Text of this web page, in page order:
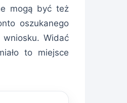
mogą być też
oszukanego
Widać
to miejsce